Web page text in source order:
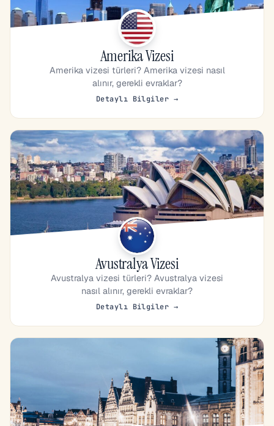
Amerika Vizesi
Amerika vizesi türleri? Amerika vizesi nasıl
alınır, gerekli evraklar?
Detaylı Bilgiler →
Avustralya Vizesi
Avustralya vizesi türleri? Avustralya vizesi
nasıl alınır, gerekli evraklar?
Detaylı Bilgiler →